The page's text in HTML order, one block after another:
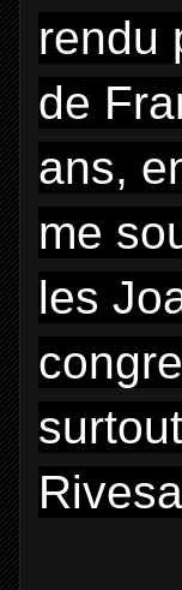
rendu
de
ans,
me
les